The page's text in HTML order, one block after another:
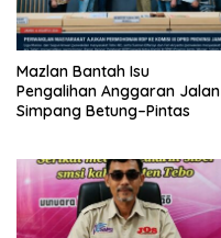
Mazlan Bantah Isu
Pengalihan Anggaran Jalan
Simpang Betung–Pintas